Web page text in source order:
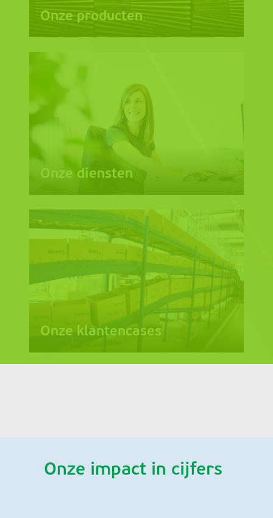
Onze producten
Onze diensten
Onze klantencases
Onze impact in cijfers